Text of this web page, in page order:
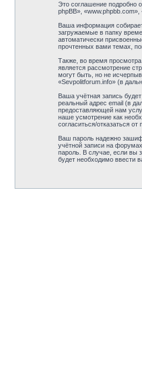
Это соглашение подробно
phpBB»,
Ваша информация
загружаемые в папку
автоматически
прочтенных вами темах,
Также, во время
является рассмотрение
могут быть, но не
«Sevpolitforum.info» (в
Ваша учётная запись
реальный адрес email (в
предоставляющей нам
наше усмотрение как
согласиться/отказаться
Ваш пароль надежно
учётной записи на
пароль. В случае, если вы
будет необходимо ввести